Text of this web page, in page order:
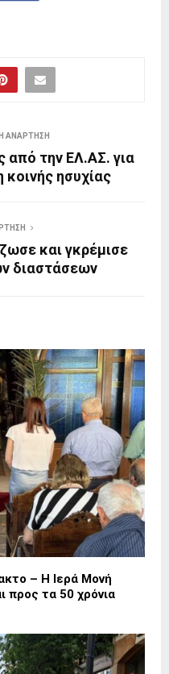
ΑΝΆΡΤΗΣΗ
από την ΕΛ.ΑΣ. για
ησυχίας
και γκρέμισε
διαστάσεων
– Η Ιερά Μονή
τα 50 χρόνια